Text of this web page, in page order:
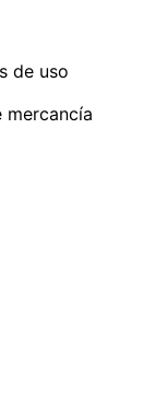
de uso
mercancía